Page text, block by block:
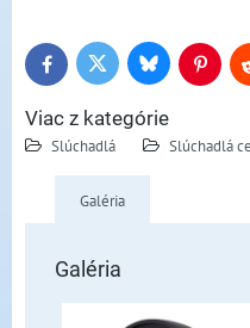
FacebookTwitter Bluesky
Viac z kategórie
Slúchadlá Slúchadlá
Galéria
Galéria